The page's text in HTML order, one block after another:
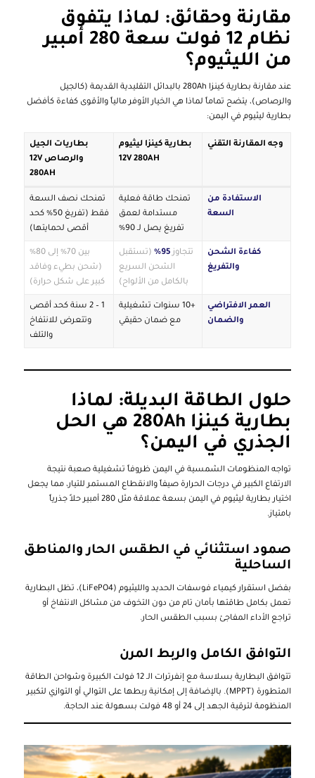
مقارنة وحقائق: لماذا يتفوق
نظام 12 فولت سعة 280 أمبير
من الليثيوم؟
عند مقارنة بطارية كينزا 280Ah بالبدائل التقليدية القديمة (كالجيل
والرصاص)، يتضح تماماً لماذا هي الخيار الأوفر مالياً والأقوى كفاءة كأفضل
بطارية ليثيوم في اليمن:
وجه المقارنة التقني
بطارية كينزا ليثيوم
12V 280AH
بطاريات الجيل
والرصاص 12V
280AH
الاستفادة من
السعة
تمنحك طاقة فعلية
مستدامة لعمق
تفريغ يصل لـ 90%
تمنحك نصف السعة
فقط (تفريغ 50% كحد
أقصى لحمايتها)
كفاءة الشحن
والتفريغ
تتجاوز95%
(تستقبل
الشحن السريع
بالكامل من الألواح)
بين 70% إلى 80%
(شحن بطيء وفاقد
كبير على شكل حرارة)
العمر الافتراضي
والضمان
+10 سنوات تشغيلية
مع ضمان حقيقي
1 – 2 سنة كحد أقصى
وتتعرض للانتفاخ
والتلف
حلول الطاقة البديلة: لماذا
بطارية كينزا 280Ah هي الحل
الجذري في اليمن؟
تواجه المنظومات الشمسية في اليمن ظروفاً تشغيلية صعبة نتيجة
الارتفاع الكبير في درجات الحرارة صيفاً والانقطاع المستمر للتيار، مما يجعل
اختيار بطارية ليثيوم في اليمن بسعة عملاقة مثل 280 أمبير حلاً جذرياً
بامتياز.
صمود استثنائي في الطقس الحار والمناطق
الساحلية
بفضل استقرار كيمياء فوسفات الحديد والليثيوم (LiFePO4)، تظل البطارية
تعمل بكامل طاقتها بأمان تام من دون التخوف من مشاكل الانتفاخ أو
تراجع الأداء المفاجئ بسبب الطقس الحار.
التوافق الكامل والربط المرن
تتوافق البطارية بسلاسة مع إنفرترات الـ 12 فولت الكبيرة وشواحن الطاقة
المتطورة (MPPT). بالإضافة إلى إمكانية ربطها على التوالي أو التوازي لتكبير
المنظومة لترقية الجهد إلى 24 أو 48 فولت بسهولة عند الحاجة.